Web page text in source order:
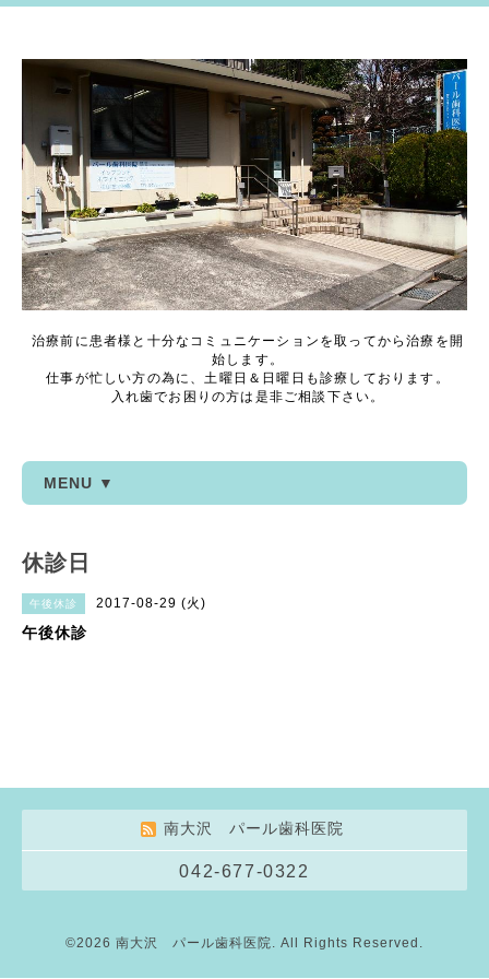
治療前に患者様と十分なコミュニケーションを取ってから治療を開
始します。
仕事が忙しい方の為に、土曜日＆日曜日も診療しております。
入れ歯でお困りの方は是非ご相談下さい。
MENU ▼
休診日
午後休診 2017-08-29 (火)
午後休診
南大沢 パール歯科医院
042-677-0322
©2026 南大沢 パール歯科医院. All Rights Reserved.